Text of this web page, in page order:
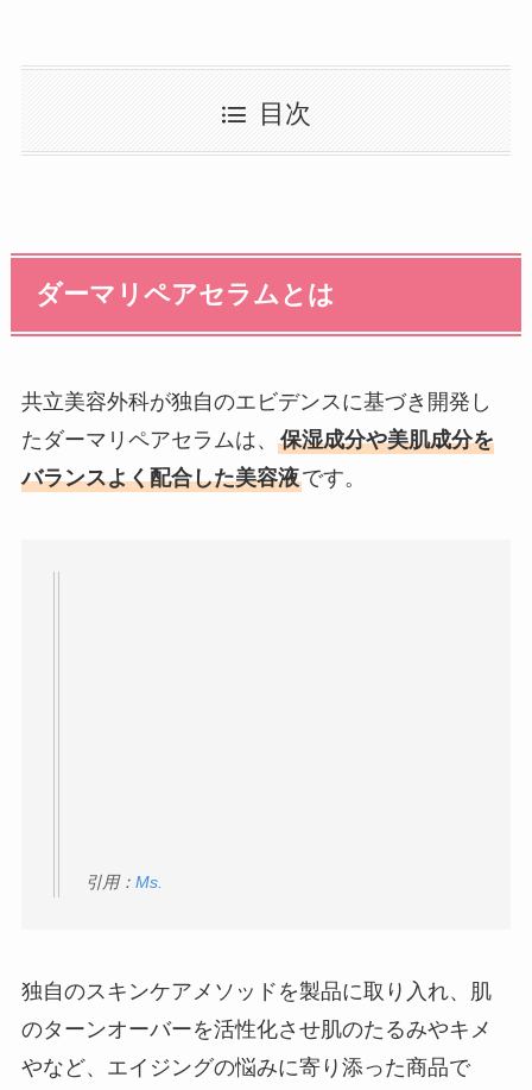
目次
ダーマリペアセラムとは
共立美容外科が独自のエビデンスに基づき開発し
たダーマリペアセラムは、 保湿成分や美肌成分を
バランスよく配合した美容液です。
引用： Ms.
独自のスキンケアメソッドを製品に取り入れ、肌
のターンオーバーを活性化させ肌のたるみやキメ
やなど、エイジングの悩みに寄り添った商品で